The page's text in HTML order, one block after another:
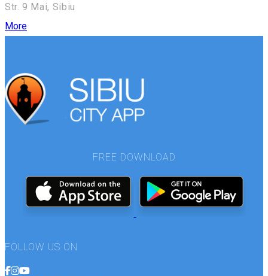
Str. 9 Mai, Sibiu
More
FREE DOWNLOAD
FOLLOW US ON